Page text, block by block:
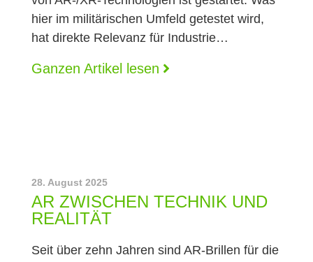
hier im militärischen Umfeld getestet wird,
hat direkte Relevanz für Industrie…
Ganzen Artikel lesen
28. August 2025
AR ZWISCHEN TECHNIK UND
REALITÄT
Seit über zehn Jahren sind AR-Brillen für die